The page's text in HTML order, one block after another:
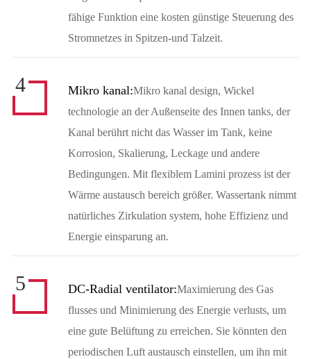
fähige Funktion eine kosten günstige Steuerung des
Stromnetzes in Spitzen-und Talzeit.
4 Mikro kanal:Mikro kanal design, Wickel
technologie an der Außenseite des Innen tanks, der
Kanal berührt nicht das Wasser im Tank, keine
Korrosion, Skalierung, Leckage und andere
Bedingungen. Mit flexiblem Lamini prozess ist der
Wärme austausch bereich größer. Wassertank nimmt
natürliches Zirkulation system, hohe Effizienz und
Energie einsparung an.
5 DC-Radial ventilator:Maximierung des Gas
flusses und Minimierung des Energie verlusts, um
eine gute Belüftung zu erreichen. Sie könnten den
periodischen Luft austausch einstellen, um ihn mit